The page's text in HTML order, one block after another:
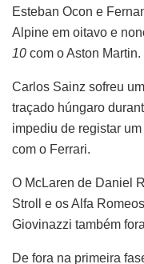
Esteban Ocon e
Alpine em oitavo e
10 com o Aston Martin.
Carlos Sainz sofreu
traçado húngaro
impediu de registar
com o Ferrari.
O McLaren de Daniel
Stroll e os Alfa
Giovinazzi também
De fora na primeira